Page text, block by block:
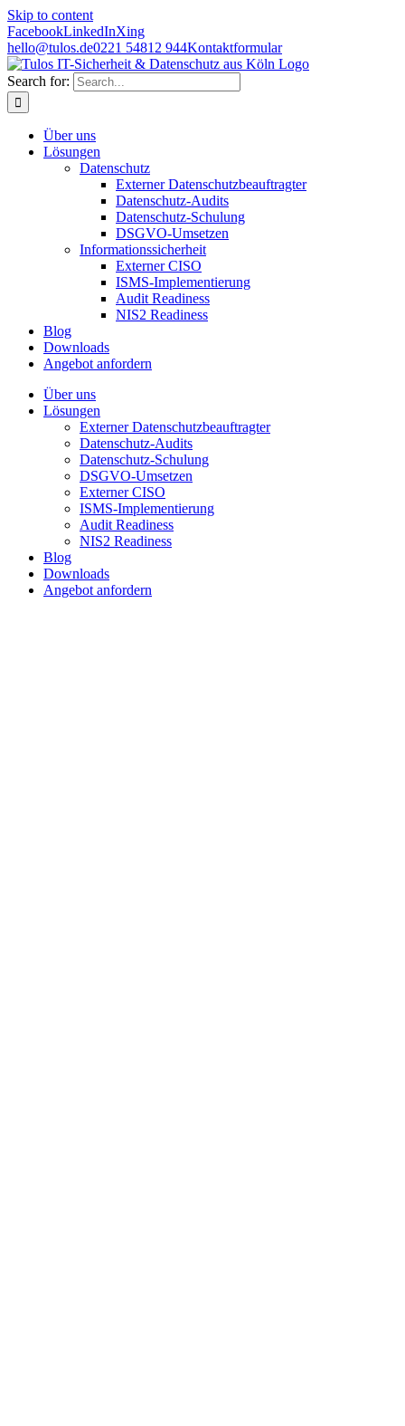
Skip to content
FacebookLinkedInXing
hello@tulos.de0221 54812 944Kontaktformular
Search for:
Über uns
Lösungen
Datenschutz
Externer Datenschutzbeauftragter
Datenschutz-Audits
Datenschutz-Schulung
DSGVO-Umsetzen
Informationssicherheit
Externer CISO
ISMS-Implementierung
Audit Readiness
NIS2 Readiness
Blog
Downloads
Angebot anfordern
Über uns
Lösungen
Externer Datenschutzbeauftragter
Datenschutz-Audits
Datenschutz-Schulung
DSGVO-Umsetzen
Externer CISO
ISMS-Implementierung
Audit Readiness
NIS2 Readiness
Blog
Downloads
Angebot anfordern